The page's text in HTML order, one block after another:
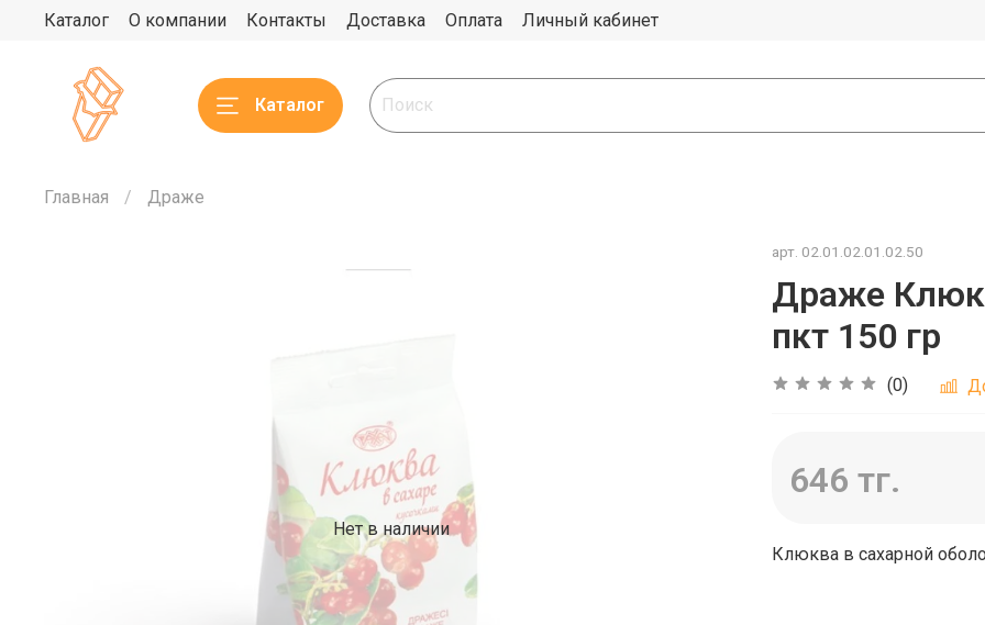
Каталог О компании Контакты Доставка Оплата Личный кабинет
Каталог
Главная Драже
Нет в наличии
арт. 02.01.02.01.02.50
Драже
пкт 150 гр
(0)
646 тг.
Клюква в сахарной